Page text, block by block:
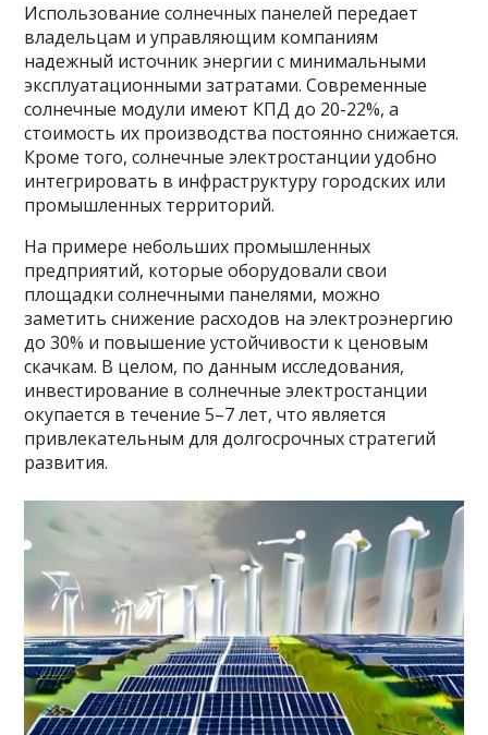
Использование солнечных панелей передает
владельцам и управляющим компаниям
надежный источник энергии с минимальными
эксплуатационными затратами. Современные
солнечные модули имеют КПД до 20-22%, а
стоимость их производства постоянно снижается.
Кроме того, солнечные электростанции удобно
интегрировать в инфраструктуру городских или
промышленных территорий.
На примере небольших промышленных
предприятий, которые оборудовали свои
площадки солнечными панелями, можно
заметить снижение расходов на электроэнергию
до 30% и повышение устойчивости к ценовым
скачкам. В целом, по данным исследования,
инвестирование в солнечные электростанции
окупается в течение 5–7 лет, что является
привлекательным для долгосрочных стратегий
развития.